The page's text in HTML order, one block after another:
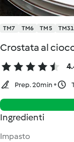
TM7 TM6 TM5 TM31
Crostata al
Prep. 20min
Ingredienti
Impasto